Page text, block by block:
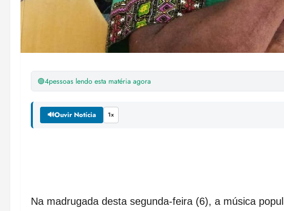
🟢4pessoas lendo esta matéria agora
🔊Ouvir Notícia 1x
Na madrugada desta segunda-feira (6), a música